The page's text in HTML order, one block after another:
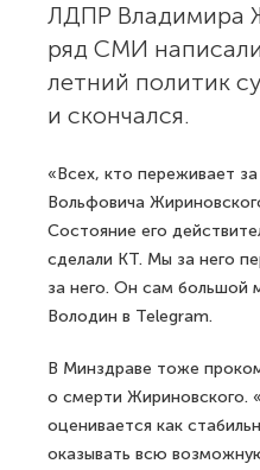
ЛДПР Владимира
ряд СМИ
летний политик
и скончался.
«Всех, кто переживает
Вольфовича
Состояние его
сделали КТ. Мы за него
за него. Он сам большой
Володин в Telegram.
В Минздраве тоже
о смерти Жириновского.
оценивается как
оказывать всю